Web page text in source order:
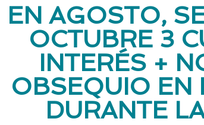
EN AGOSTO,
OCTUBRE 3
INTERÉS +
OBSEQUIO EN
DURANTE